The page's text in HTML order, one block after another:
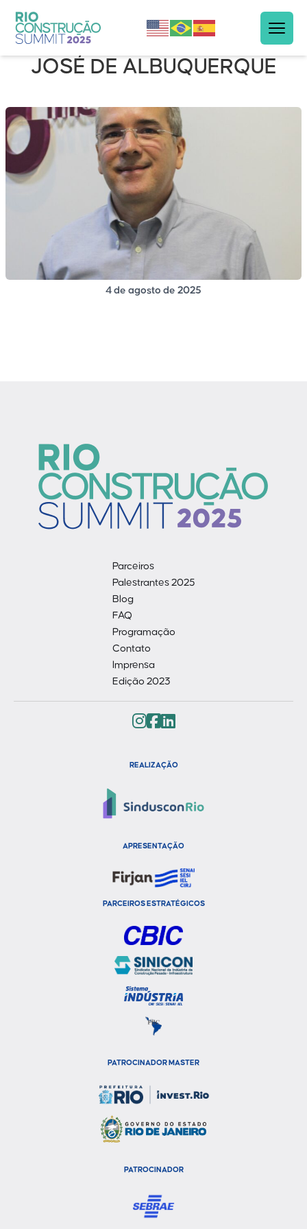
JOSÉ DE ALBUQUERQUE
4 de agosto de 2025
Parceiros
Palestrantes 2025
Blog
FAQ
Programação
Contato
Imprensa
Edição 2023
REALIZAÇÃO
APRESENTAÇÃO
PARCEIROS ESTRATÉGICOS
PATROCINADOR MASTER
PATROCINADOR